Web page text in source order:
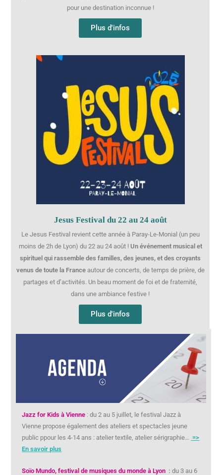
pour une destination inconnue !
Plus d'infos
Jesus Festival du 22 au 24 août
Le Jesus Festival revient cette année à Paray-Le-Monial (un peu
moins de 2h de Lyon) du 22 au 24 août ! Un événement musical et
spirituel qui rassemble des familles, des jeunes, et des croyants
venus de toute la Franceautour de concerts, de temps de prière, de
partages et d’activités. Un beau moment de foi et de fraternité,
dans une ambiance festive !
Plus d'infos
Jazz for Kids à Vienne : du 2 au 5 juillet, le festival Jazz à
Vienne propose également des ateliers et spectacles jeune
public ppour les 4-14 ans : atelier textile, atelier sérigraphie…
=>
En savoir plus
Soïo Mundo, festival de musiques du monde à Lyon :du 3 au 6